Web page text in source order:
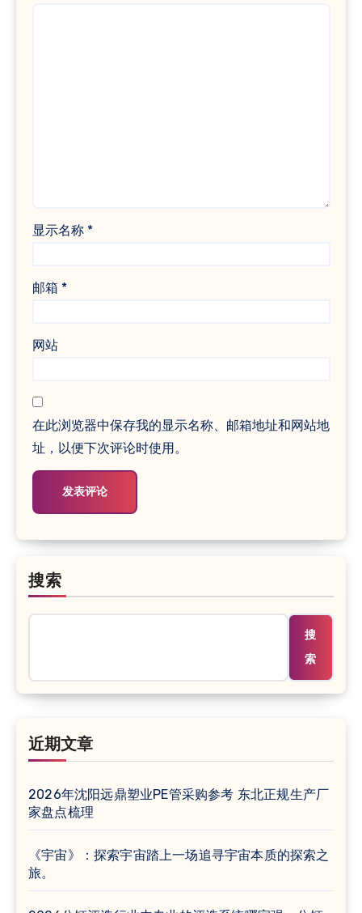
显示名称 *
邮箱 *
网站
在此浏览器中保存我的显示名称、邮箱地址和网站地
址，以便下次评论时使用。
搜索
搜
索
近期文章
2026年沈阳远鼎塑业PE管采购参考 东北正规生产厂
家盘点梳理
《宇宙》：探索宇宙踏上一场追寻宇宙本质的探索之
旅。